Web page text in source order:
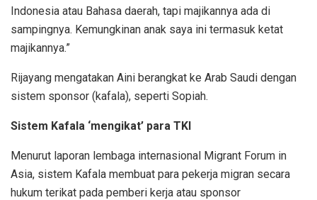
Indonesia atau Bahasa daerah, tapi majikannya ada di
sampingnya. Kemungkinan anak saya ini termasuk ketat
majikannya.”
Rijayang mengatakan Aini berangkat ke Arab Saudi dengan
sistem sponsor (kafala), seperti Sopiah.
Sistem Kafala ‘mengikat’ para TKI
Menurut laporan lembaga internasional Migrant Forum in
Asia, sistem Kafala membuat para pekerja migran secara
hukum terikat pada pemberi kerja atau sponsor